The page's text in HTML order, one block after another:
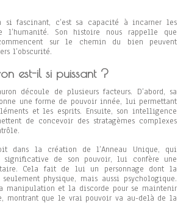
si fascinant, c’est sa capacité à incarner les
l’humanité. Son histoire nous rappelle que
sur le chemin du bien peuvent
l’obscurité.
est-il si puissant ?
découle de plusieurs facteurs. D’abord, sa
une forme de pouvoir innée, lui permettant
et les esprits. Ensuite, son intelligence
de concevoir des stratagèmes complexes
dans la création de l’Anneau Unique, qui
significative de son pouvoir, lui confère une
Cela fait de lui un personnage dont la
seulement physique, mais aussi psychologique.
et la discorde pour se maintenir
montrant que le vrai pouvoir va au-delà de la